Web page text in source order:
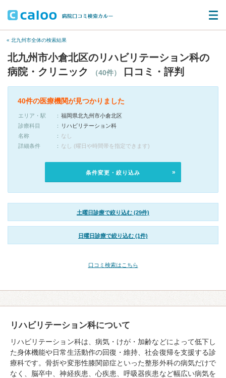
« 北九州市全体の検索結果
北九州市小倉北区のリハビリテーション科の
病院・クリニック
（40件） 口コミ・評判
40件の医療機関が見つかりました
エリア・駅
福岡県北九州市小倉北区
診療科目
リハビリテーション科
名称
なし
詳細条件
なし (曜日や時間帯を指定できます)
条件変更・絞り込み
土曜日診療で絞り込む (29件)
日曜日診療で絞り込む (1件)
口コミ検索はこちら
リハビリテーション科について
リハビリテーション科は、病気・けが・加齢などによって低下し
た身体機能や日常生活動作の回復・維持、社会復帰を支援する診
療科です。骨折や変形性膝関節症といった整形外科の病気だけで
なく、脳卒中、神経疾患、心疾患、呼吸器疾患など幅広い病気を